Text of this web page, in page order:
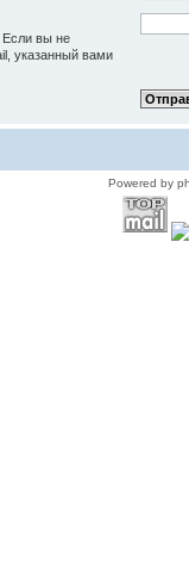
Если вы не
указанный вами
Powered by